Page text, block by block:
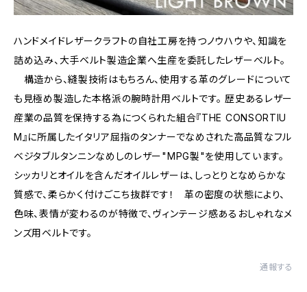
ハンドメイドレザークラフトの自社工房を持つノウハウや、知識を
詰め込み、大手ベルト製造企業へ生産を委託したレザーベルト。
構造から、縫製技術はもちろん、使用する革のグレードについて
も見極め製造した本格派の腕時計用ベルトです。 歴史あるレザー
産業の品質を保持する為につくられた組合『THE CONSORTIU
M』に所属したイタリア屈指のタンナーでなめされた高品質なフル
ベジタブルタンニンなめしのレザー"MPG製"を使用しています。
シッカリとオイルを含んだオイルレザーは、しっとりとなめらかな
質感で、柔らかく付けごこち抜群です！ 革の密度の状態により、
色味、表情が変わるのが特徴で、ヴィンテージ感あるおしゃれなメ
ンズ用ベルトです。
通報する